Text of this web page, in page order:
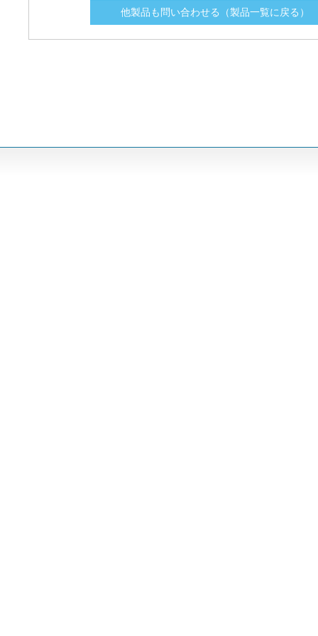
KLKD009 9
KLKD01.5 1.5
KLKD009 9
KLKD01.5 1.5
他製品も問い合わせる（製品一覧に戻る）